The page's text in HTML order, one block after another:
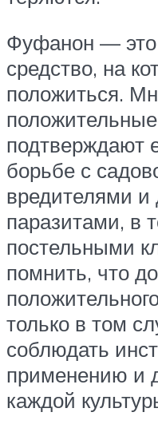
Фуфанон — это
средство, на
положиться.
подтверждают
борьбе с
вредителями
паразитами, в
постельными
помнить, что
только в том
соблюдать
применению и
каждой